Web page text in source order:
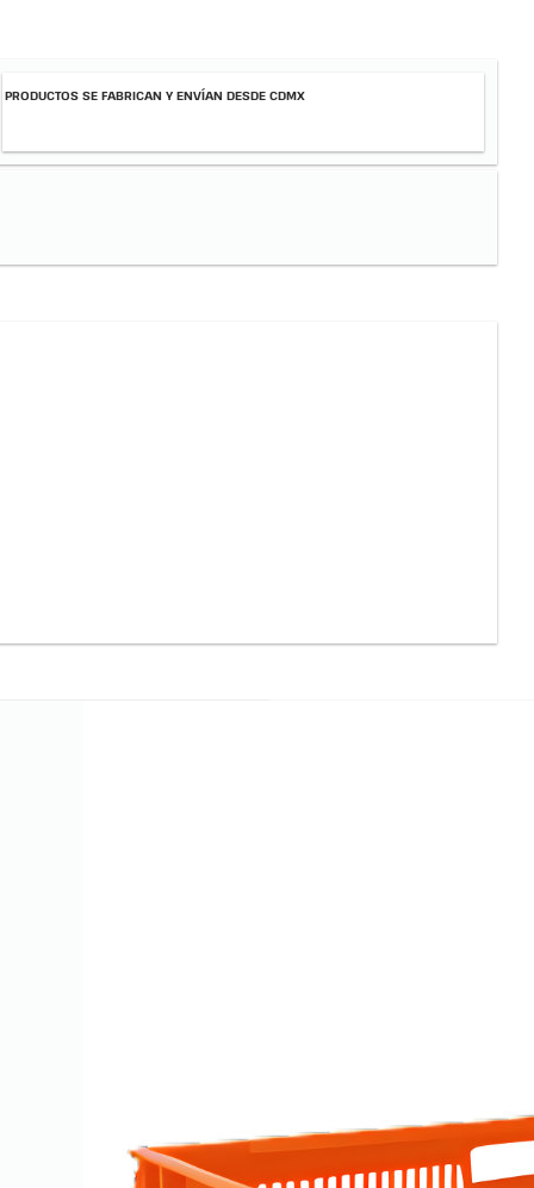
PRODUCTOS SE FABRICAN Y ENVÍAN DESDE CDMX